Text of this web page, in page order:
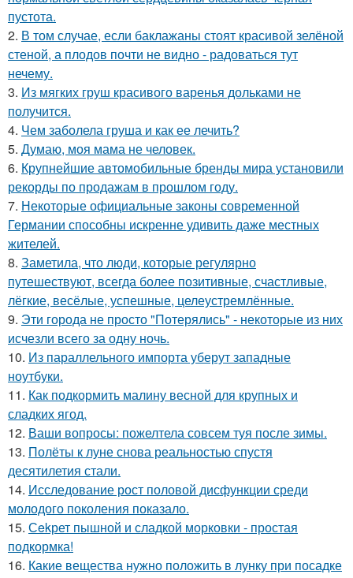
пустота.
2. В том случае, если баклажаны стоят красивой зелёной
стеной, а плодов почти не видно - радоваться тут
нечему.
3. Из мягких груш красивого варенья дольками не
получится.
4. Чем заболела груша и как ее лечить?
5. Думаю, моя мама не человек.
6. Крупнейшие автомобильные бренды мира установили
рекорды по продажам в прошлом году.
7. Некоторые официальные законы современной
Германии способны искренне удивить даже местных
жителей.
8. Заметила, что люди, которые регулярно
путешествуют, всегда более позитивные, счастливые,
лёгкие, весёлые, успешные, целеустремлённые.
9. Эти города не просто "Потерялись" - некоторые из них
исчезли всего за одну ночь.
10. Из параллельного импорта уберут западные
ноутбуки.
11. Как подкормить малину весной для крупных и
сладких ягод.
12. Ваши вопросы: пожелтела совсем туя после зимы.
13. Полёты к луне снова реальностью спустя
десятилетия стали.
14. Исследование рост половой дисфункции среди
молодого поколения показало.
15. Сekрет пышной и сладкой морковки - простая
подкормка!
16. Какие вещества нужно положить в лунку при посадке